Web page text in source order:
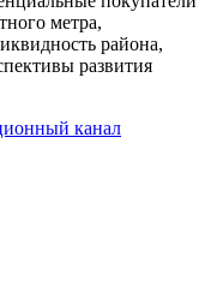
метра,
района,
развития
канал